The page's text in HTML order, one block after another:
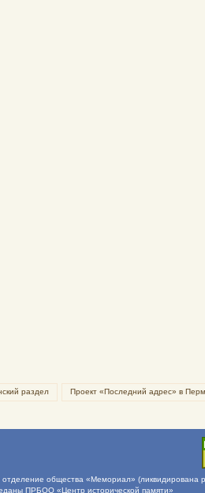
раздел Проект «Последний адрес» в
общества «Мемориал» (ликвидирована
ПРБОО «Центр исторической памяти»